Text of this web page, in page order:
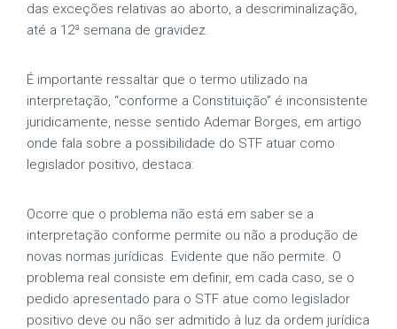
das exceções relativas ao aborto, a descriminalização,
até a 12ª semana de gravidez.
É importante ressaltar que o termo utilizado na
interpretação, “conforme a Constituição” é inconsistente
juridicamente, nesse sentido Ademar Borges, em artigo
onde fala sobre a possibilidade do STF atuar como
legislador positivo, destaca:
Ocorre que o problema não está em saber se a
interpretação conforme permite ou não a produção de
novas normas jurídicas. Evidente que não permite. O
problema real consiste em definir, em cada caso, se o
pedido apresentado para o STF atue como legislador
positivo deve ou não ser admitido à luz da ordem jurídica